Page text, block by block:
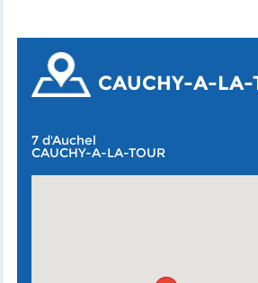
CAUCHY-A-LA-
7 d'Auchel
CAUCHY-A-LA-TOUR